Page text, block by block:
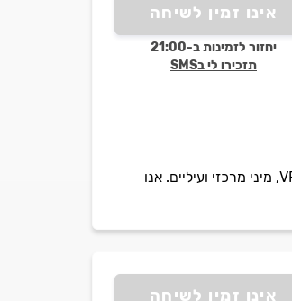
אינו זמין לשיחה
יחזור לזמינות ב-21:00
תזכירו לי בSMS
אייר טק - פתרונות מיזוג מתקדמים למגזר הפרטי והעסקי באזור המרכז והשרון בניהול דניאל בר-און. מתמחים במערכות VRF, מיני מרכזי ועיליים. אנו
אינו זמין לשיחה